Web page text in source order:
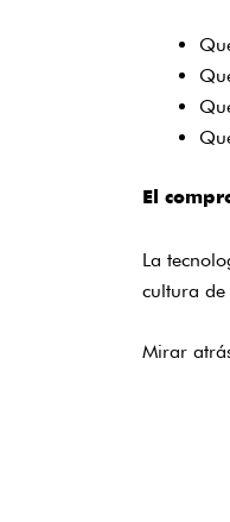
El
La
cultura
Mirar